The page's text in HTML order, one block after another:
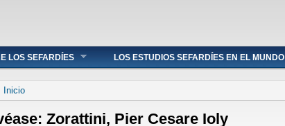
LOS SEFARDÍES LOS ESTUDIOS SEFARDÍES EN EL MUNDO
Se encuentra usted aquí
Inicio
Zorattini, Pier Cesare Ioly